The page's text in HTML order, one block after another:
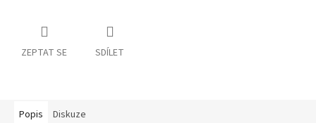
ZEPTAT SE SDÍLET
Popis Diskuze